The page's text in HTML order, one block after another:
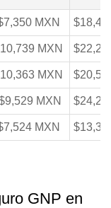
MXN
MXN
MXN
MXN
MXN
GNP en